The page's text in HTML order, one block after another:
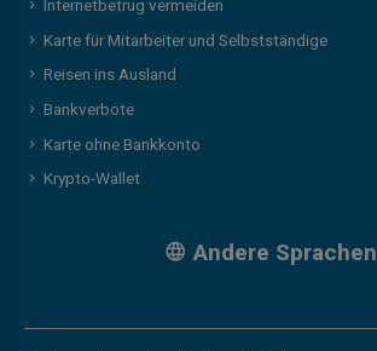
Internetbetrug vermeiden
Karte für Mitarbeiter und Selbstständige
Reisen ins Ausland
Bankverbote
Karte ohne Bankkonto
Krypto-Wallet
Andere Sprachen